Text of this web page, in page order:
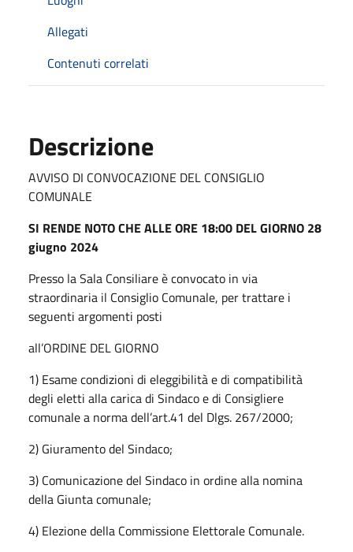
Allegati
Contenuti correlati
Descrizione
AVVISO DI CONVOCAZIONE DEL CONSIGLIO
COMUNALE
SI RENDE NOTO CHE ALLE ORE 18:00 DEL GIORNO 28
giugno 2024
Presso la Sala Consiliare è convocato in via
straordinaria il Consiglio Comunale, per trattare i
seguenti argomenti posti
all’ORDINE DEL GIORNO
1) Esame condizioni di eleggibilità e di compatibilità
degli eletti alla carica di Sindaco e di Consigliere
comunale a norma dell’art.41 del Dlgs. 267/2000;
2) Giuramento del Sindaco;
3) Comunicazione del Sindaco in ordine alla nomina
della Giunta comunale;
4) Elezione della Commissione Elettorale Comunale.